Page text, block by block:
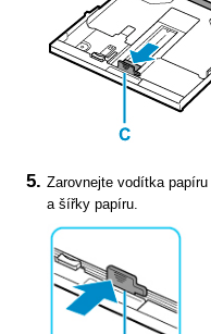
Zarovnejtevodítka papíru
a šířky papíru.